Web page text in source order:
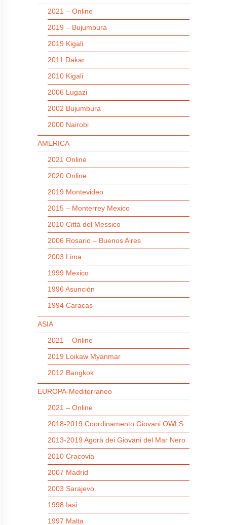
2021 – Online
2019 – Bujumbura
2019 Kigali
2011 Dakar
2010 Kigali
2006 Lugazi
2002 Bujumbura
2000 Nairobi
AMERICA
2021 Online
2020 Online
2019 Montevideo
2015 – Monterrey Mexico
2010 Città del Messico
2006 Rosario – Buenos Aires
2003 Lima
1999 Mexico
1996 Asunción
1994 Caracas
ASIA
2021 – Online
2019 Loikaw Myanmar
2012 Bangkok
EUROPA-Mediterraneo
2021 – Online
2018-2019 Coordinamento Giovani OWLS
2013-2019 Agorà dei Giovani del Mar Nero
2010 Cracovia
2007 Madrid
2003 Sarajevo
1998 Iasi
1997 Malta